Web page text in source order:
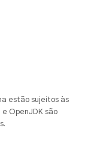
estão sujeitos às
e OpenJDK são